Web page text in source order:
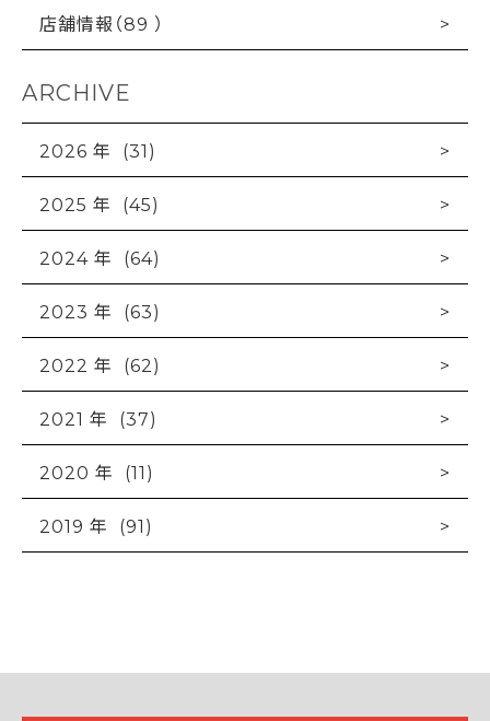
店舗情報（89 ）
ARCHIVE
2026 年 (31)
2025 年 (45)
2024 年 (64)
2023 年 (63)
2022 年 (62)
2021 年 (37)
2020 年 (11)
2019 年 (91)